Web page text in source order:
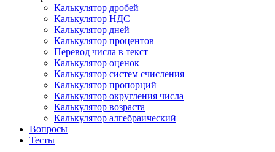
Калькулятор дробей
Калькулятор НДС
Калькулятор дней
Калькулятор процентов
Перевод числа в текст
Калькулятор оценок
Калькулятор систем счисления
Калькулятор пропорций
Калькулятор округления числа
Калькулятор возраста
Калькулятор алгебраический
Вопросы
Тесты